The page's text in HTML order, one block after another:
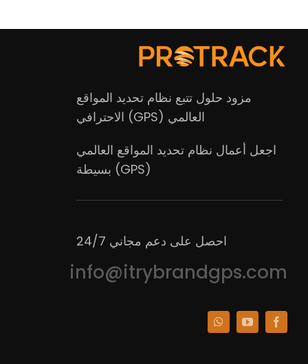
مزود حلول تتبع نظام تحديد المواقع
العالمي (GPS) الاحترافي
اجعل أعمال نظام تحديد المواقع العالمي
(GPS) بسيطة
احصل على دعم مجاني 24/7
info@itrybrandgps.com